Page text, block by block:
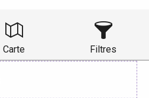
Carte Filtres